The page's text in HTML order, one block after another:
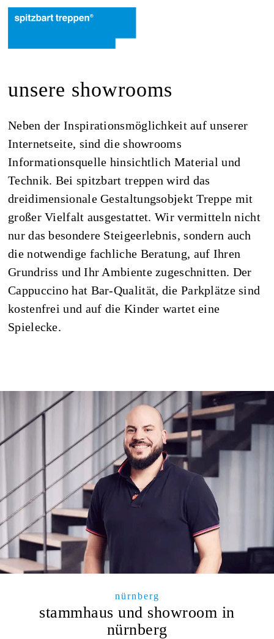
unsere showrooms
Neben der Inspirationsmöglichkeit auf unserer
Internetseite, sind die showrooms
Informationsquelle hinsichtlich Material und
Technik. Bei spitzbart treppen wird das
dreidimensionale Gestaltungsobjekt Treppe mit
großer Vielfalt ausgestattet. Wir vermitteln nicht
nur das besondere Steigeerlebnis, sondern auch
die notwendige fachliche Beratung, auf Ihren
Grundriss und Ihr Ambiente zugeschnitten. Der
Cappuccino hat Bar-Qualität, die Parkplätze sind
kostenfrei und auf die Kinder wartet eine
Spielecke.
nürnberg
stammhaus und showroom in
nürnberg